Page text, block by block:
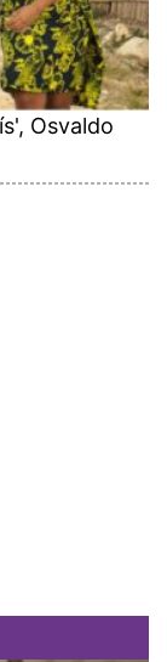
Osvaldo